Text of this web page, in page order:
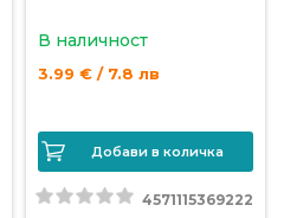
В наличност
3.99 € / 7.8 лв
Добави в количка
4571115369222